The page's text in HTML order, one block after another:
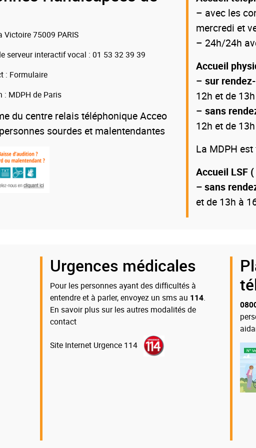
Victoire 75009 PARIS
serveur interactif vocal : 01 53 32 39 39
: Formulaire
: MDPH de Paris
du centre relais téléphonique Acceo
sourdes et malentendantes
– avec les
mercredi et
– 24h/24h
Accueil
– sur
12h et de
– sans
12h et de
La MDPH
Accueil LSF
– sans
et de 13h à
Urgences médicales
Pour les personnes ayant des difficultés à
entendre et à parler, envoyez un sms au 114.
En savoir plus sur les autres modalités de
contact
Site Internet Urgence 114